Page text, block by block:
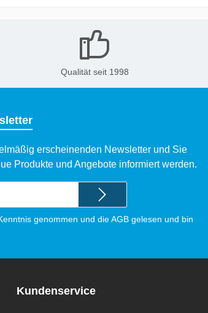
Qualität seit 1998
erscheinenden Newsletter und Sie
Produkte und Angebote informiert werden.
genommen und dieAGB gelesen und bin
Kundenservice